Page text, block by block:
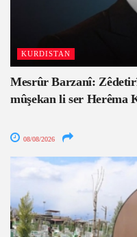
KURDISTAN
Mesrûr Barzanî:
mûşekan li ser Herêma
08/08/2026